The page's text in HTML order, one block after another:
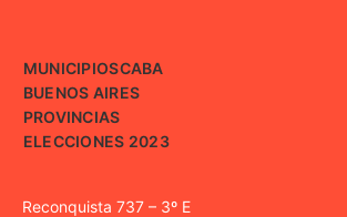
MUNICIPIOSCABA
BUENOS AIRES
PROVINCIAS
ELECCIONES 2023
Reconquista 737 – 3º E